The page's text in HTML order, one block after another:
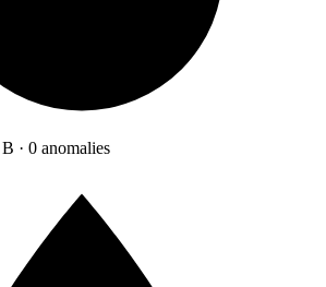
· 0 anomalies